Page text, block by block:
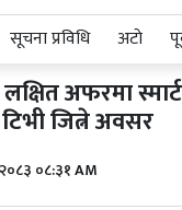
सूचना प्रविधि अटाे
अफरमा
जित्ने अवसर
०८:३१ AM